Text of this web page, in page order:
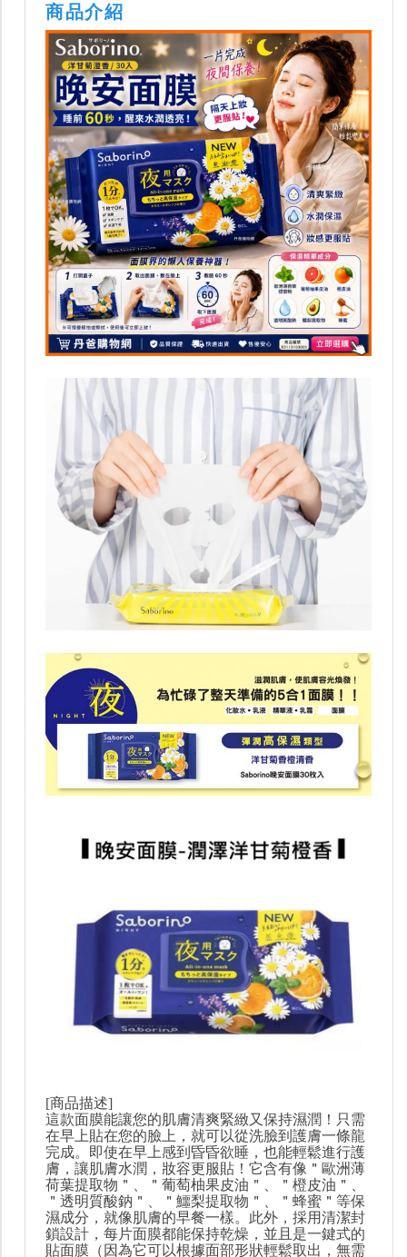
商品介紹
[商品描述]
這款面膜能讓您的肌膚清爽緊緻又保持濕潤！只需
在早上貼在您的臉上，就可以從洗臉到護膚一條龍
完成。即使在早上感到昏昏欲睡，也能輕鬆進行護
膚，讓肌膚水潤，妝容更服貼！它含有像＂歐洲薄
荷葉提取物＂、＂葡萄柚果皮油＂、＂橙皮油＂、
＂透明質酸鈉＂、＂鱷梨提取物＂、＂蜂蜜＂等保
濕成分，就像肌膚的早餐一樣。此外，採用清潔封
鎖設計，每片面膜都能保持乾燥，並且是一鍵式的
貼面膜（因為它可以根據面部形狀輕鬆取出，無需